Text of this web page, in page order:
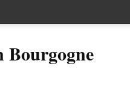
Bourgogne